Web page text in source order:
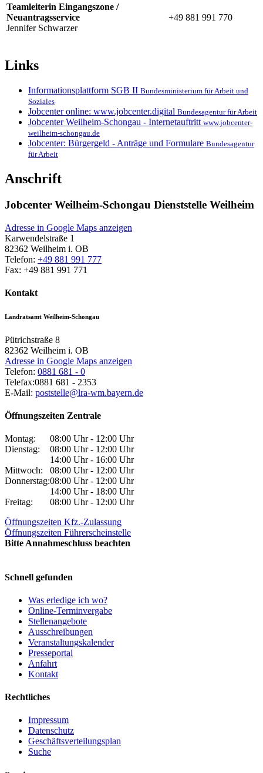
Teamleiterin Eingangszone /
Neuantragsservice
Jennifer Schwarzer
+49 881 991 770
Links
Informationsplattform SGB II Bundesministerium für Arbeit und
Soziales
Jobcenter online: www.jobcenter.digital Bundesagentur für Arbeit
Jobcenter Weilheim-Schongau - Internetauftritt www.jobcenter-
weilheim-schongau.de
Jobcenter: Bürgergeld - Anträge und Formulare Bundesagentur
für Arbeit
Anschrift
Jobcenter Weilheim-Schongau Dienststelle Weilheim
Adresse in Google Maps anzeigen
Karwendelstraße 1
82362 Weilheim i. OB
Telefon: +49 881 991 777
Fax: +49 881 991 771
Kontakt
Landratsamt Weilheim-Schongau
Pütrichstraße 8
82362 Weilheim i. OB
Adresse in Google Maps anzeigen
Telefon: 0881 681 - 0
Telefax:0881 681 - 2353
E-Mail: poststelle@lra-wm.bayern.de
Öffnungszeiten Zentrale
Montag:
08:00 Uhr - 12:00 Uhr
Dienstag:
08:00 Uhr - 12:00 Uhr
14:00 Uhr - 16:00 Uhr
Mittwoch:
08:00 Uhr - 12:00 Uhr
Donnerstag:08:00 Uhr - 12:00 Uhr
14:00 Uhr - 18:00 Uhr
Freitag:
08:00 Uhr - 12:00 Uhr
Öffnungszeiten Kfz.-Zulassung
Öffnungszeiten Führerscheinstelle
Bitte Annahmeschluss beachten
Schnell gefunden
Was erledige ich wo?
Online-Terminvergabe
Stellenangebote
Ausschreibungen
Veranstaltungskalender
Presseportal
Anfahrt
Kontakt
Rechtliches
Impressum
Datenschutz
Geschäftsverteilungsplan
Suche